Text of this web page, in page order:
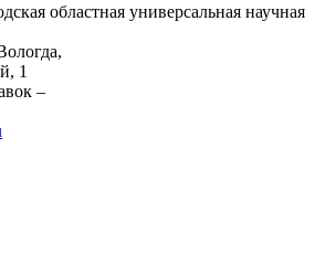
областная универсальная научная
1
–